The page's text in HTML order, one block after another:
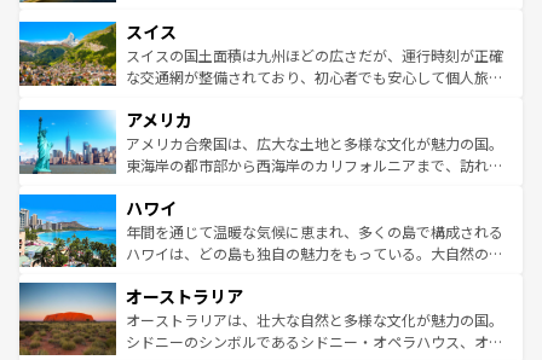
れる地方に足を運ぶとそれぞれで全く異なる文化を体験で
きるだろう。 なお、新着のフランス情報はコンテンツ一覧
を参照してほしい。
は、お酒好きな人にはぜひ体験してほしい。 なお、新着の
ドイツ情報はコンテンツ一覧を参照してほしい。
リアごとに異なる魅力がある。また、優雅なアフタヌーン
ティー、ビール好きにはたまらない英国パブ、サッカー観
戦など、本場だからこそできる体験も豊富。イギリスを旅
ンツ一覧を参照してほしい。
スイス
スイスの国土面積は九州ほどの広さだが、運行時刻が正確
な交通網が整備されており、初心者でも安心して個人旅行
の建物がそのまま残る町や、スイスならではのユニークな
博物館もあり、アルプス観光だけでなく町歩きも満喫する
ことができる。国民の所得が高いため物価も高いが、旅行
ば市内交通費無料で観光を楽しむこともできる。 なお、新
着のスイス情報はコンテンツ一覧 を参照してほしい。
アメリカ
アメリカ合衆国は、広大な土地と多様な文化が魅力の国。
東海岸の都市部から西海岸のカリフォルニアまで、訪れる
のような巨大都市は、観光、ショッピング、エンターテイ
ンメントが詰まった刺激的なスポットだ。一方、アメリカ
西部には大自然が広がり、グランドキャニオンやイエロー
部のニューオーリンズでは、音楽と美食が融合した独特の
文化が魅力。旅行者はアメリカの各地域で異なる魅力を楽
しみながら、その多様性と豊かな歴史を感じることができ
ハワイ
年間を通じて温暖な気候に恵まれ、多くの島で構成される
ハワイは、どの島も独自の魅力をもっている。大自然の神
ワイ島は見逃せない。また、定番の観光地といえばオアフ
島だが、静かな自然を求めるならマウイ島やカウアイ島が
おすすめ。エメラルドグリーンに輝く海をはじめ、豊かな
オーストラリア
オーストラリアは、壮大な自然と多様な文化が魅力の国。
シドニーのシンボルであるシドニー・オペラハウス、オー